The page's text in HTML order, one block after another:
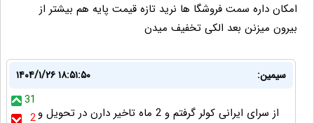
امکان داره سمت فروشگا ها نرید تازه قیمت پایه هم بیشتر از
بیرون میزنن بعد الکی تخفیف میدن
سیمین:
۱۴۰۴/۱/۲۶ ۱۸:۵۱:۵۰
31
2از سرای ایرانی کولر گرفتم و 2 ماه تاخیر دارن در تحویل و